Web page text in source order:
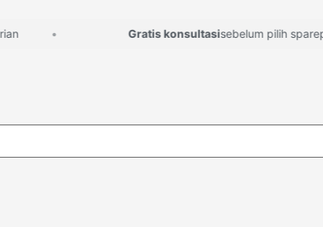
Gratis konsultasisebelum pilih sparepart